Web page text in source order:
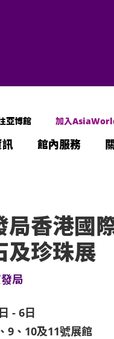
亞博館 加入
訊 館內服務
局香港國
及珍珠展
局
- 6日
9、10及11號展館